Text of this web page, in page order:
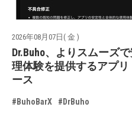
2026年08月07日( 金 )
Dr.Buho、よりスムーズ
理体験を提供するアプリ
ース
#BuhoBarX #DrBuho